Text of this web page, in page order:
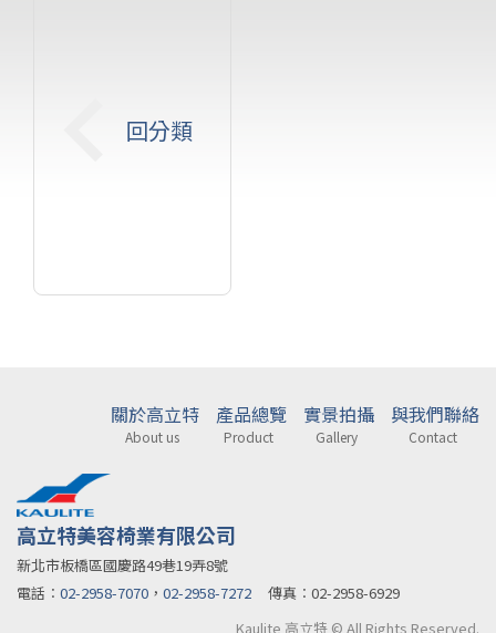
keyboard_arrow_left回分類
關於高立特
About us
產品總覽
Product
實景拍攝
Gallery
與我們聯絡
Contact
高立特美容椅業有限公司
新北市板橋區國慶路49巷19弄8號
電話︰ 02-2958-7070 ， 02-2958-7272
傳真︰02-2958-6929
Kaulite 高立特 © All Rights Reserved.